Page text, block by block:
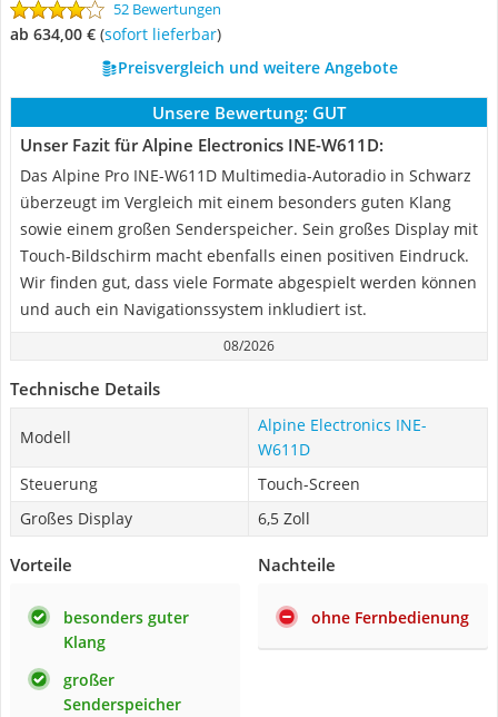
52 Bewertungen
ab 634,00 € ( Sofort lieferbar)
Preisvergleich und weitere Angebote
Unsere Bewertung: GUT
Unser Fazit für Alpine Electronics INE-W611D:
Das Alpine Pro INE-W611D Multimedia-Autoradio in Schwarz
überzeugt im Vergleich mit einem besonders guten Klang
sowie einem großen Senderspeicher. Sein großes Display mit
Touch-Bildschirm macht ebenfalls einen positiven Eindruck.
Wir finden gut, dass viele Formate abgespielt werden können
und auch ein Navigationssystem inkludiert ist.
08/2026
Technische Details
Modell
Alpine Electronics INE-
W611D
Steuerung
Touch-Screen
Großes Display
6,5 Zoll
Vorteile
besonders guter
Klang
großer
Senderspeicher
Nachteile
ohne Fernbedienung